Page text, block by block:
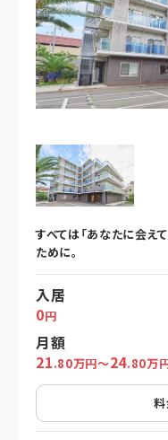
すべては「あなたに会え
ために。
入居
0円
月額
21.80万円～24.80万
料